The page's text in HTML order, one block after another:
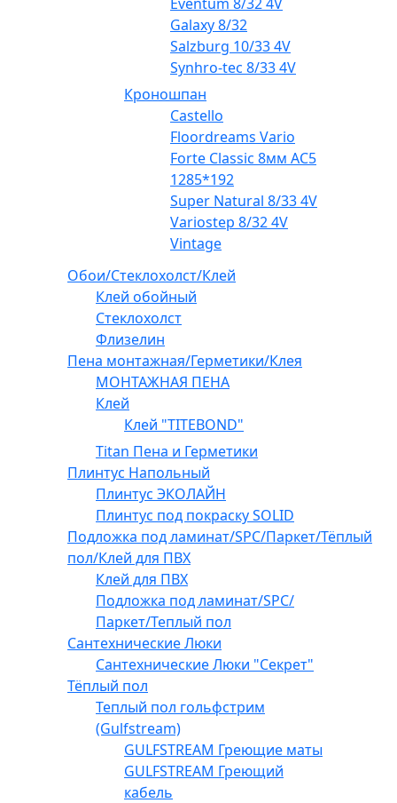
Galaxy 8/32
Salzburg 10/33 4V
Synhro-tec 8/33 4V
Кроношпан
Castello
Floordreams Vario
Forte Classic 8мм AC5
1285*192
Super Natural 8/33 4V
Variostep 8/32 4V
Vintage
Обои/Стеклохолст/Клей
Клей обойный
Стеклохолст
Флизелин
Пена монтажная/Герметики/Клея
МОНТАЖНАЯ ПЕНА
Клей
Клей "TITEBOND"
Titan Пена и Герметики
Плинтус Напольный
Плинтус ЭКОЛАЙН
Плинтус под покраску SOLID
Подложка под ламинат/SPC/Паркет/Тёплый
пол/Клей для ПВХ
Клей для ПВХ
Подложка под ламинат/SPC/
Паркет/Теплый пол
Сантехнические Люки
Сантехнические Люки "Секрет"
Тёплый пол
Теплый пол гольфстрим
(Gulfstream)
GULFSTREAM Греющие маты
GULFSTREAM Греющий
кабель